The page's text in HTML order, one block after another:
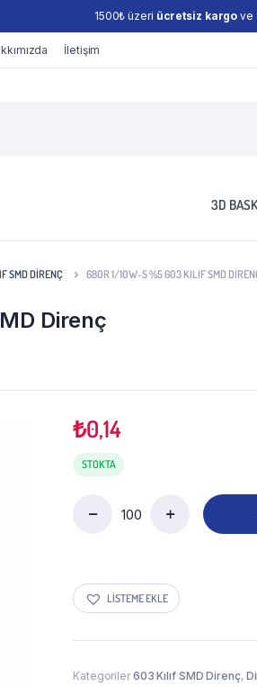
1500₺ üzeri ücretsiz kargo ve
İletişim
3D
SMD DIRENÇ 680R 1/10W-S %5 603 KILIF SMD
Direnç
₺0,14
STOKTA
LISTEME EKLE
Kategoriler 603 Kılıf SMD Direnç,